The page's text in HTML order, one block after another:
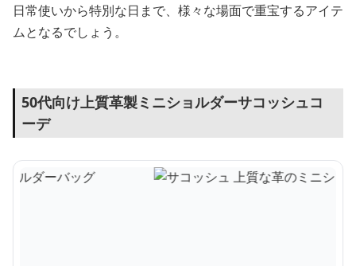
日常使いから特別な日まで、様々な場面で重宝するアイテ
ムとなるでしょう。
50代向け上質革製ミニショルダーサコッシュコ
ーデ